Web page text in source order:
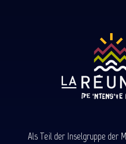
Als Teil der Inselgruppe der